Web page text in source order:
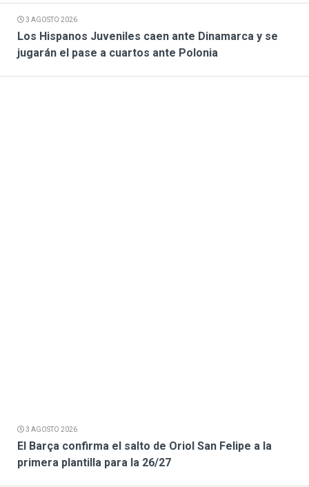
3 AGOSTO 2026
Los Hispanos Juveniles caen ante Dinamarca y se
jugarán el pase a cuartos ante Polonia
3 AGOSTO 2026
El Barça confirma el salto de Oriol San Felipe a la
primera plantilla para la 26/27